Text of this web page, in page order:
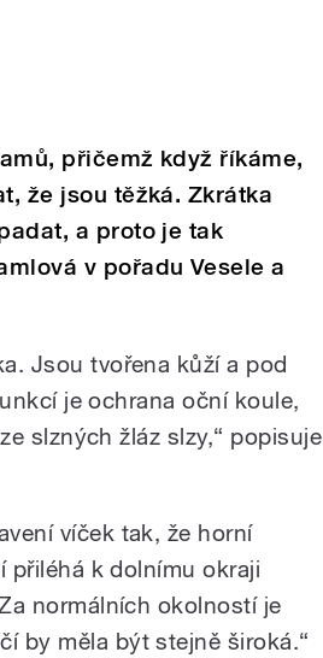
přičemž když říkáme,
že jsou těžká. Zkrátka
a proto je tak
v pořadu Vesele a
Jsou tvořena kůží a pod
je ochrana oční koule,
slzných žláz slzy,“ popisuje
víček tak, že horní
přiléhá k dolnímu okraji
normálních okolností je
by měla být stejně široká.“